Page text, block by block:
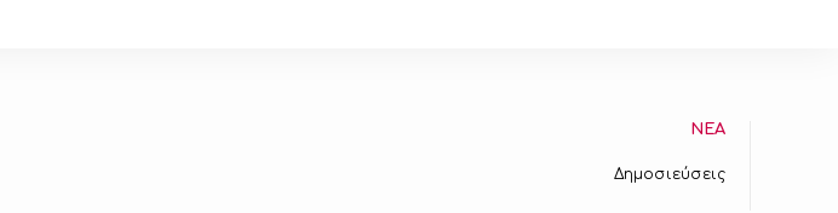
ΝΕΑ
Δημοσιεύσεις